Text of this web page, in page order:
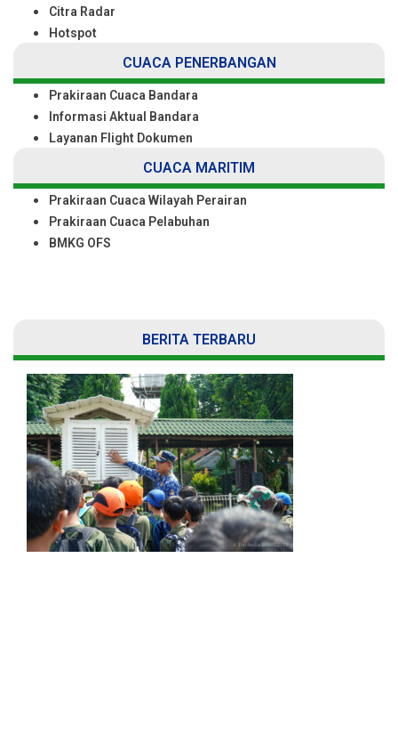
Citra Radar
Hotspot
CUACA PENERBANGAN
Prakiraan Cuaca Bandara
Informasi Aktual Bandara
Layanan Flight Dokumen
CUACA MARITIM
Prakiraan Cuaca Wilayah Perairan
Prakiraan Cuaca Pelabuhan
BMKG OFS
BERITA TERBARU